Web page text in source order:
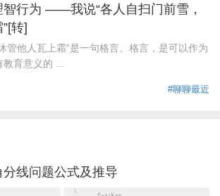
智行为 ——我说“各人自扫门前雪，
转]
管他人瓦上霜”是一句格言。格言，是可以作为
育意义的 ...
#聊聊最近
线问题公式及推导